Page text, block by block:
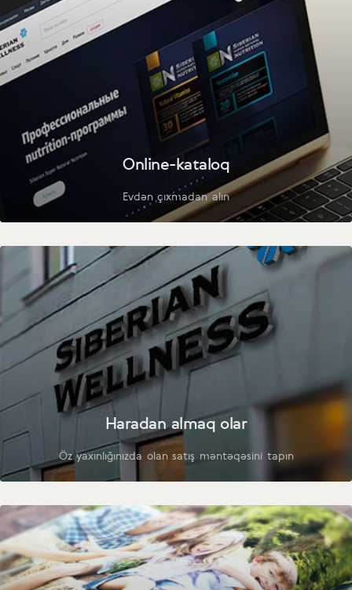
Online-kataloq
Evdən çıxmadan alın
Haradan almaq olar
Öz yaxınlığınızda olan satış məntəqəsini tapın